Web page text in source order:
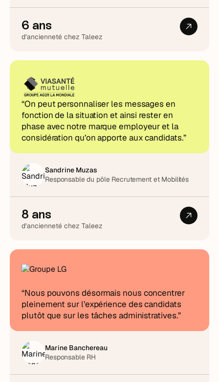
6 ans
d’ancienneté chez Taleez
“On peut personnaliser les messages en
fonction de la situation et ainsi rester en
phase avec notre marque employeur et la
considération qu’on apporte aux candidats.”
Sandrine Muzas
Responsable du pôle Recrutement et Mobilités
8 ans
d’ancienneté chez Taleez
“Nous pouvons désormais nous concentrer
pleinement sur l’expérience des candidats
plutôt que sur les tâches administratives.”
Marine Banchereau
Responsable RH